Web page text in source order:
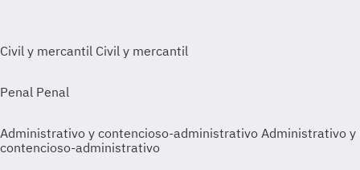
Civil y mercantil Civil y mercantil
Penal Penal
Administrativo y contencioso-administrativo Administrativo y
contencioso-administrativo